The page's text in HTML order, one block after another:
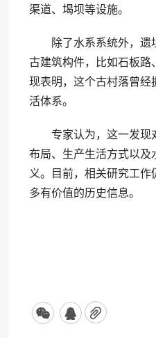
渠道、堨坝等设施。
除了水系系统外，
古建筑构件，比如石板
现表明，这个古村落曾
活体系。
专家认为，这一发
布局、生产生活方式以
义。目前，相关研究工
多有价值的历史信息。